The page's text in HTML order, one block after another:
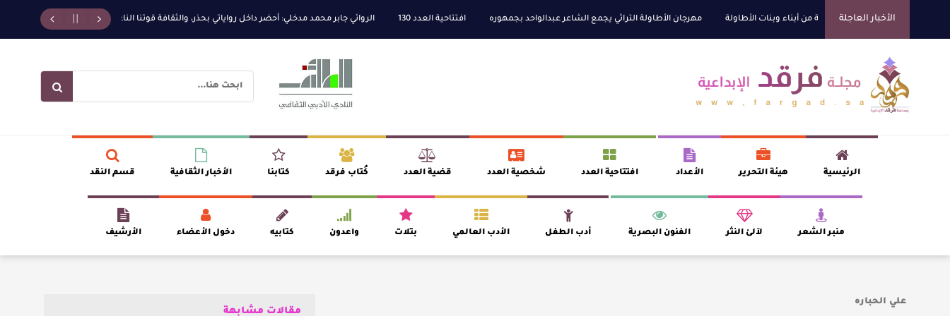
الأخبار العاجلة
للتفوق العلمي تكرّم نخبة من أبناء وبنات الأطاولة مهرجان الأطاولة التراثي يجمع الشاعر عبدالواحد بجمهوره افتتاحية العدد 130 الروائي جابر محمد مدخلي: أحضر داخل رواياتي بحذر، والثقافة قوتنا الناعمة لمخاطبة العالم. القيمة
الرئيسية هيئة التحرير الأعداد افتتاحية العدد شخصية العدد قضية العدد كُتاب فرقد كتابنا الأخبار الثقافية قسم النقد
منبر الشعر لآلئ النثر الفنون البصرية أدب الطفل الأدب العالمي بتلات واعدون كتابيه دخول الأعضاء الأرشيف
مقالات مشابهة
علي الحباره